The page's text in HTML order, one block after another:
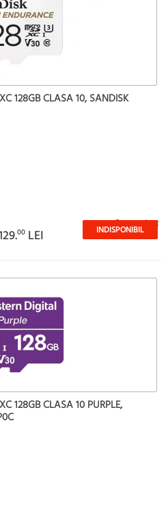
128GB CLASA 10, SANDISK
Stoc epuizat
00 LEI INDISPONIBIL
128GB CLASA 10 PURPLE,